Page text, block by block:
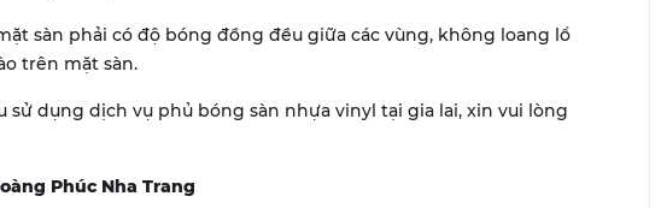
sàn phải có độ bóng đồng đều giữa các vùng, không loang lổ
trên mặt sàn.
sử dụng dịch vụ phủ bóng sàn nhựa vinyl tại gia lai, xin vui lòng
Phúc Nha Trang